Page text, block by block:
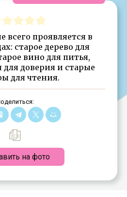
всего проявляется в
старое дерево для
вино для питья,
для доверия и старые
для чтения.
на фото